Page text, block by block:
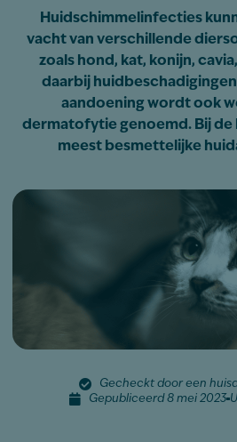
Huidschimmelinfecties
vacht van verschillende
zoals hond, kat, konijn,
daarbij
aandoening wordt ook
dermatofytie genoemd. Bij de
meest besmettelijke
Gecheckt door een
Gepubliceerd 8 mei 2023